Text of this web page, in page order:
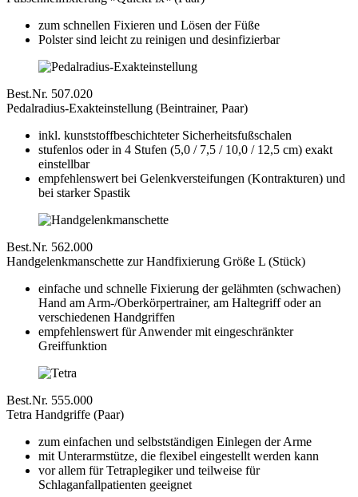
zum schnellen Fixieren und Lösen der Füße
Polster sind leicht zu reinigen und desinfizierbar
Best.Nr. 507.020
Pedalradius-Exakteinstellung (Beintrainer, Paar)
inkl. kunststoffbeschichteter Sicherheitsfußschalen
stufenlos oder in 4 Stufen (5,0 / 7,5 / 10,0 / 12,5 cm) exakt
einstellbar
empfehlenswert bei Gelenkversteifungen (Kontrakturen) und
bei starker Spastik
Best.Nr. 562.000
Handgelenkmanschette zur Handfixierung Größe L (Stück)
einfache und schnelle Fixierung der gelähmten (schwachen)
Hand am Arm-/Oberkörpertrainer, am Haltegriff oder an
verschiedenen Handgriffen
empfehlenswert für Anwender mit eingeschränkter
Greiffunktion
Best.Nr. 555.000
Tetra Handgriffe (Paar)
zum einfachen und selbstständigen Einlegen der Arme
mit Unterarmstütze, die flexibel eingestellt werden kann
vor allem für Tetraplegiker und teilweise für
Schlaganfallpatienten geeignet